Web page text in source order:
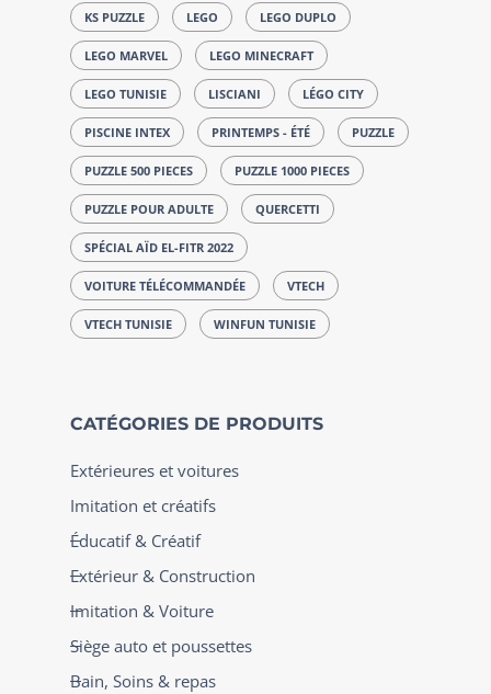
KS PUZZLE LEGO LEGO DUPLO
LEGO MARVEL LEGO MINECRAFT
LEGO TUNISIE LISCIANI LÉGO CITY
PISCINE INTEX PRINTEMPS - ÉTÉ PUZZLE
PUZZLE 500 PIECES PUZZLE 1000 PIECES
PUZZLE POUR ADULTE QUERCETTI
SPÉCIAL AÏD EL-FITR 2022
VOITURE TÉLÉCOMMANDÉE VTECH
VTECH TUNISIE WINFUN TUNISIE
CATÉGORIES DE PRODUITS
Extérieures et voitures
Imitation et créatifs
Éducatif & Créatif
Extérieur & Construction
Imitation & Voiture
Siège auto et poussettes
Bain, Soins & repas